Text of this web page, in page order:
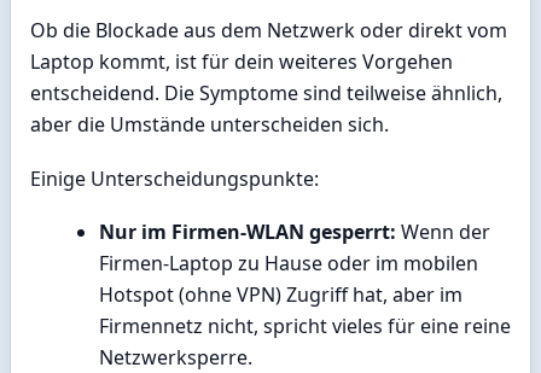
Ob die Blockade aus dem Netzwerk oder direkt vom
Laptop kommt, ist für dein weiteres Vorgehen
entscheidend. Die Symptome sind teilweise ähnlich,
aber die Umstände unterscheiden sich.
Einige Unterscheidungspunkte:
Nur im Firmen-WLAN gesperrt: Wenn der
Firmen-Laptop zu Hause oder im mobilen
Hotspot (ohne VPN) Zugriff hat, aber im
Firmennetz nicht, spricht vieles für eine reine
Netzwerksperre.